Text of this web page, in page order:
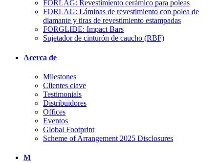
FORLAG: Revestimiento cerámico para poleas
FORLAG: Láminas de revestimiento con polea de
diamante y tiras de revestimiento estampadas
FORGLIDE: Impact Bars
Sujetador de cinturón de caucho (RBF)
Acerca de
Milestones
Clientes clave
Testimonials
Distribuidores
Offices
Eventos
Global Footprint
Scheme of Arrangement 2025 Disclosures
M